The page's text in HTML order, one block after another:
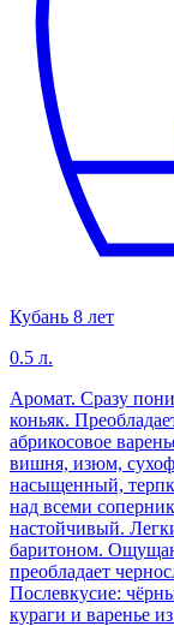
Кубань 8 лет
0.5 л.
Аромат. Сразу
коньяк.
абрикосовое
вишня, изюм,
насыщенный,
над всеми
настойчивый.
баритоном.
преобладает
Послевкусие:
кураги и варенье